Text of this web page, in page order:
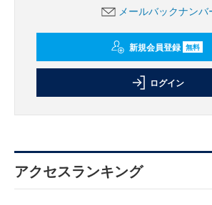
メールバックナンバ
新規会員登録 無料
ログイン
アクセスランキング